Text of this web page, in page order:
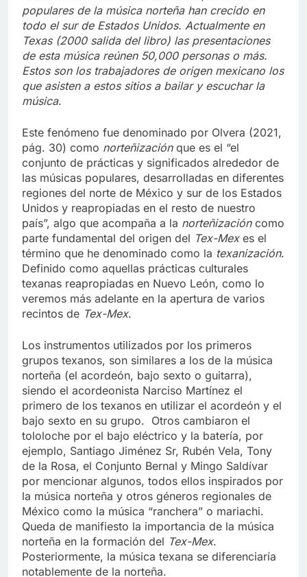
Desde antes de los años cincuenta, los bailes
populares de la música norteña han crecido en
todo el sur de Estados Unidos. Actualmente en
Texas (2000 salida del libro) las presentaciones
de esta música reúnen 50,000 personas o más.
Estos son los trabajadores de origen mexicano los
que asisten a estos sitios a bailar y escuchar la
Este fenómeno fue denominado por Olvera (2021,
pág. 30) comonorteñizaciónque es el “el
conjunto de prácticas y significados alrededor de
las músicas populares, desarrolladas en diferentes
regiones del norte de México y sur de los Estados
Unidos y reapropiadas en el resto de nuestro
país”, algo que acompaña a lanorteñización como
parte fundamental del origen delTex-Mexes el
término que he denominado como latexanización
Definido como aquellas prácticas culturales
texanas reapropiadas en Nuevo León, como lo
veremos más adelante en la apertura de varios
Los instrumentos utilizados por los primeros
grupos texanos, son similares a los de la música
norteña (el acordeón, bajo sexto o guitarra),
siendo el acordeonista Narciso Martínez el
primero de los texanos en utilizar el acordeón y el
bajo sexto en su grupo. Otros cambiaron el
tololoche por el bajo eléctrico y la batería, por
ejemplo, Santiago Jiménez Sr, Rubén Vela, Tony
de la Rosa, el Conjunto Bernal y Mingo Saldívar
por mencionar algunos, todos ellos inspirados por
la música norteña y otros géneros regionales de
México como la música “ranchera” o mariachi.
Queda de manifiesto la importancia de la música
norteña en la formación delTex-Mex.
Posteriormente, la música texana se diferenciaría